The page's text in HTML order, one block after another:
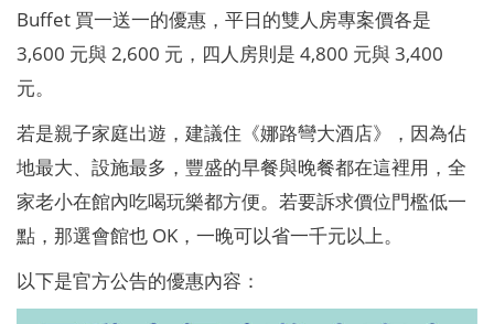
Buffet 買一送一的優惠，平日的雙人房專案價各是
3,600 元與 2,600 元，四人房則是 4,800 元與 3,400
元。
若是親子家庭出遊，建議住《娜路彎大酒店》，因為佔
地最大、設施最多，豐盛的早餐與晚餐都在這裡用，全
家老小在館內吃喝玩樂都方便。若要訴求價位門檻低一
點，那選會館也 OK，一晚可以省一千元以上。
以下是官方公告的優惠內容：